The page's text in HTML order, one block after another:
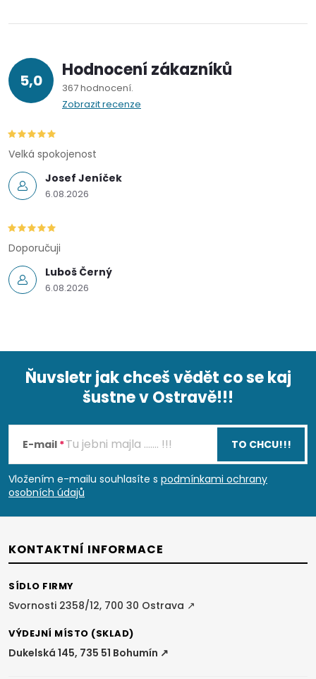
5,0 Hodnocení zákazníků
367 hodnocení
Zobrazit recenze
Josef Jeníček
6.08.2026
Velká spokojenost
Luboš Černý
6.08.2026
Doporučuji
p
a
t
Ňuvsletr jak chceš vědět co se kaj
šustne v Ostravě!!!
E-mail
Vložením e-mailu souhlasíte s podmínkami ochrany
osobních údajů
TO CHCU!!!
KONTAKTNÍ INFORMACE
SÍDLO FIRMY
Svornosti 2358/12, 700 30 Ostrava ↗
VÝDEJNÍ MÍSTO (SKLAD)
Dukelská 145, 735 51 Bohumín ↗